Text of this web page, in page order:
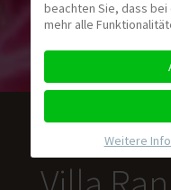
beachten Sie, dass
mehr alle
Weitere